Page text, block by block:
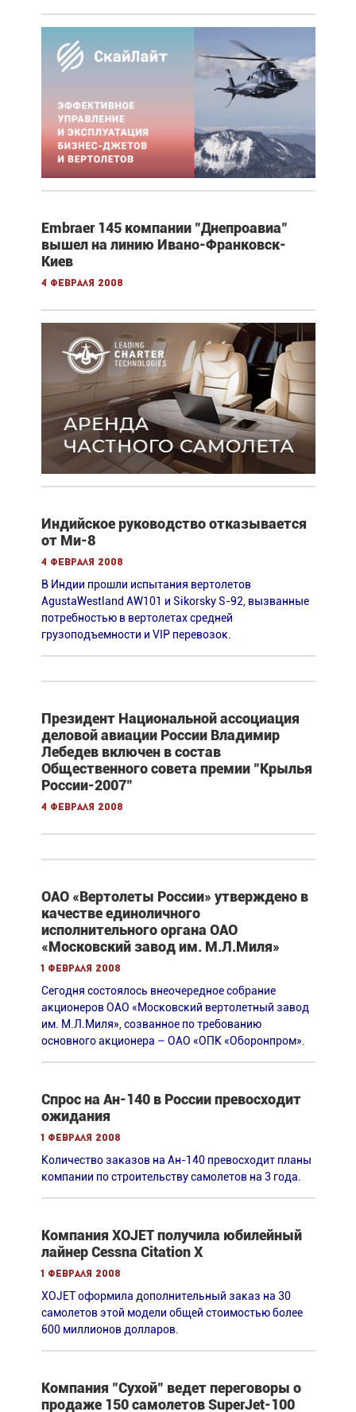
Embraer 145 компании "Днепроавиа"
вышел на линию Ивано-Франковск-
Киев
4 февраля 2008
Индийское руководство отказывается
от Ми-8
4 февраля 2008
В Индии прошли испытания вертолетов
AgustaWestland AW101 и Sikorsky S-92, вызванные
потребностью в вертолетах средней
грузоподъемности и VIP перевозок.
Президент Национальной ассоциация
деловой авиации России Владимир
Лебедев включен в состав
Общественного совета премии "Крылья
России-2007"
4 февраля 2008
ОАО «Вертолеты России» утверждено в
качестве единоличного
исполнительного органа ОАО
«Московский завод им. М.Л.Миля»
1 февраля 2008
Сегодня состоялось внеочередное собрание
акционеров ОАО «Московский вертолетный завод
им. М.Л.Миля», созванное по требованию
основного акционера – ОАО «ОПК «Оборонпром».
Спрос на Ан-140 в России превосходит
ожидания
1 февраля 2008
Количество заказов на Ан-140 превосходит планы
компании по строительству самолетов на 3 года.
Компания XOJET получила юбилейный
лайнер Cessna Citation X
1 февраля 2008
XOJET оформила дополнительный заказ на 30
самолетов этой модели общей стоимостью более
600 миллионов долларов.
Компания "Сухой" ведет переговоры о
продаже 150 самолетов SuperJet-100